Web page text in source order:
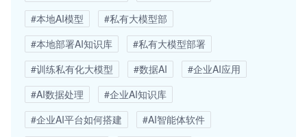
#本地AI模型
#私有大模型部
#本地部署AI知识库
#私有大模型部署
#训练私有化大模型
#数据AI
#企业AI应用
#AI数据处理
#企业AI知识库
#企业AI平台如何搭建
#AI智能体软件